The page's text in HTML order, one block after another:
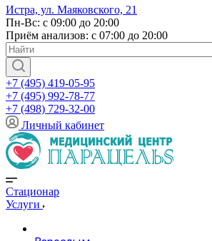
Истра, ул. Маяковского, 21
Пн-Вс: с 09:00 до 20:00
Приём анализов: с 07:00 до 20:00
+7 (495) 419-05-95
+7 (495) 992-78-77
+7 (498) 729-32-00
Личный кабинет
Стационар
Услуги